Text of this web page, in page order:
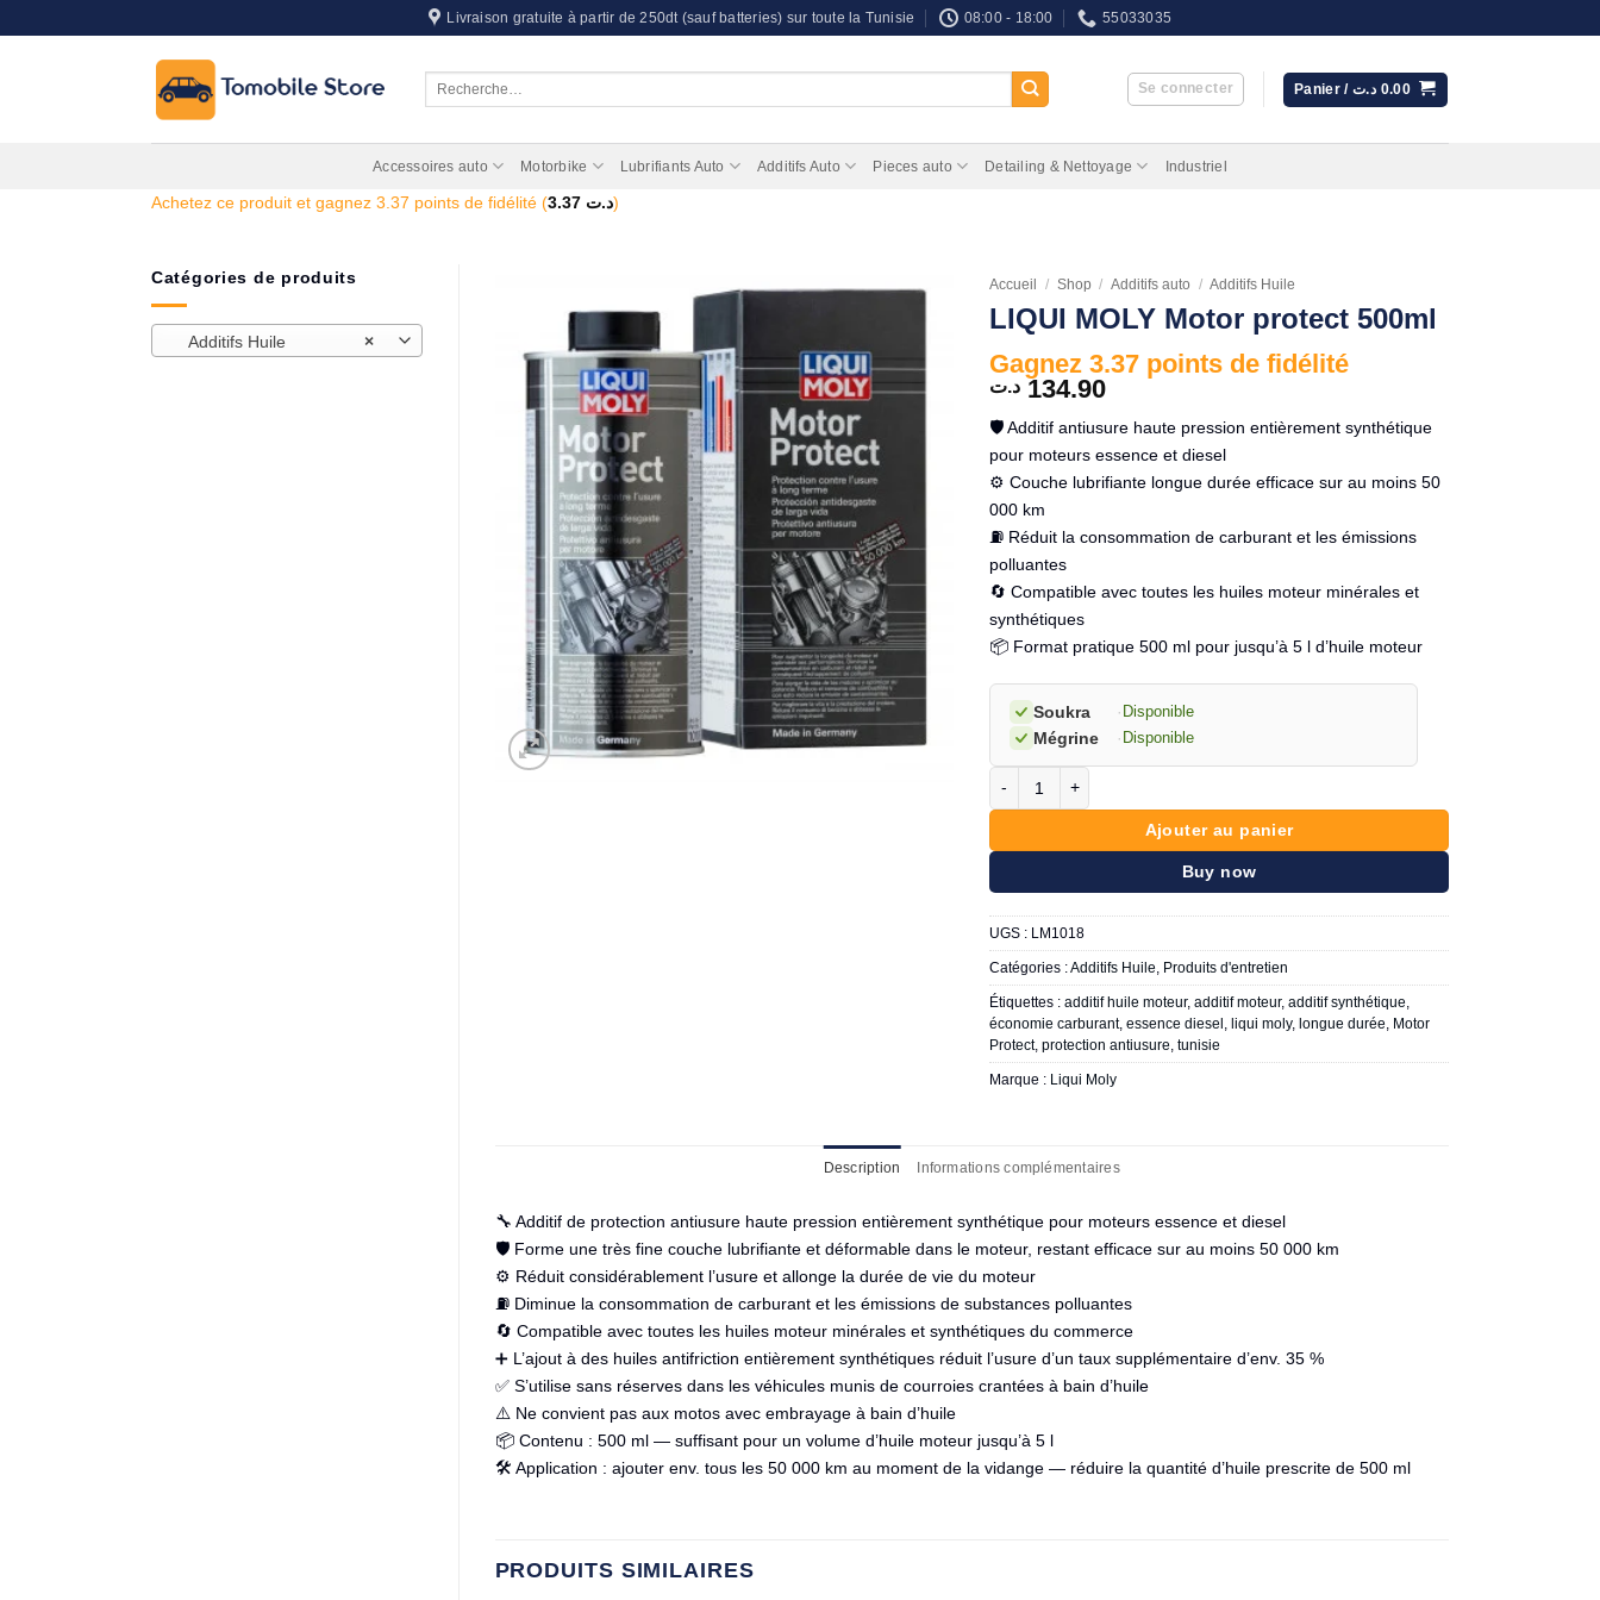
au
Livraison gratuite à partir de 250dt (sauf batteries) sur toute la Tunisie 08:00 - 18:00 55033035
Se connecter Panier / 0.00 د.ت
Accessoires auto Motorbike Lubrifiants Auto Additifs Auto Pieces auto Detailing & Nettoyage Industriel
Achetez ce produit et gagnez 3.37 points de fidélité (3.37 د.ت)
Catégories de produits
×
Additifs Huile
Accueil / Shop / Additifs auto / Additifs Huile
LIQUI MOLY Motor protect 500ml
Gagnez 3.37 points de fidélité
134.90 د.ت
🛡️ Additif antiusure haute pression entièrement synthétique
pour moteurs essence et diesel
⚙️ Couche lubrifiante longue durée efficace sur au moins 50
000 km
⛽ Réduit la consommation de carburant et les émissions
polluantes
🔄 Compatible avec toutes les huiles moteur minérales et
synthétiques
📦 Format pratique 500 ml pour jusqu’à 5 l d’huile moteur
Soukra · Disponible
Mégrine · Disponible
Ajouter au panier
Buy now
UGS : LM1018
Catégories :Additifs Huile Produits d'entretien
Étiquettes :additif huile moteur,additif moteur,additif synthétique
économie carburant,essence diesel liqui moly, longue durée
Motor
Protect,protection antiusure ,tunisie
Marque : Liqui Moly
Description Informations complémentaires
🔧 Additif de protection antiusure haute pression entièrement synthétique pour moteurs essence et diesel
🛡️ Forme une très fine couche lubrifiante et déformable dans le moteur, restant efficace sur au moins 50 000 km
⚙️ Réduit considérablement l’usure et allonge la durée de vie du moteur
⛽ Diminue la consommation de carburant et les émissions de substances polluantes
🔄 Compatible avec toutes les huiles moteur minérales et synthétiques du commerce
➕ L’ajout à des huiles antifriction entièrement synthétiques réduit l’usure d’un taux supplémentaire d’env. 35 %
✅ S’utilise sans réserves dans les véhicules munis de courroies crantées à bain d’huile
⚠️ Ne convient pas aux motos avec embrayage à bain d’huile
📦 Contenu : 500 ml — suffisant pour un volume d’huile moteur jusqu’à 5 l
🛠️ Application : ajouter env. tous les 50 000 km au moment de la vidange — réduire la quantité d’huile prescrite de 500 ml
PRODUITS SIMILAIRES